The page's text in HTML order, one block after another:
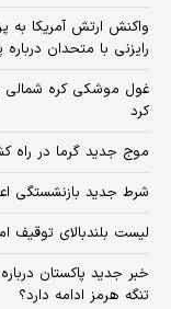
واکنش ارتش آمریکا به
رایزنی با متحدان
غول موشکی کره شمالی
کرد
موج جدید گرما در راه
شرط جدید بازنشستگی
لیست بلندبالای توقیف
خبر جدید پاکستان
تنگه هرمز ادامه دارد؟